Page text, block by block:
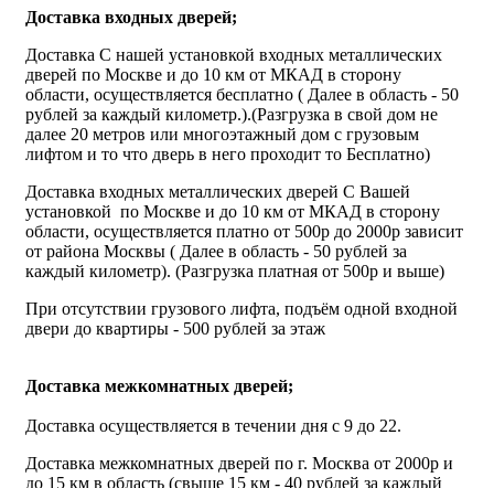
Доставка входных дверей;
Доставка С нашей установкой входных металлических
дверей по Москве и до 10 км от МКАД в сторону
области, осуществляется бесплатно ( Далее в область - 50
рублей за каждый километр.).(Разгрузка в свой дом не
далее 20 метров или многоэтажный дом с грузовым
лифтом и то что дверь в него проходит то Бесплатно)
Доставка входных металлических дверей С Вашей
установкой по Москве и до 10 км от МКАД в сторону
области, осуществляется платно от 500р до 2000р зависит
от района Москвы ( Далее в область - 50 рублей за
каждый километр). (Разгрузка платная от 500р и выше)
При отсутствии грузового лифта, подъём одной входной
двери до квартиры - 500 рублей за этаж
Доставка межкомнатных дверей;
Доставка осуществляется в течении дня с 9 до 22.
Доставка межкомнатных дверей по г. Москва от 2000р и
до 15 км в область (свыше 15 км - 40 рублей за каждый